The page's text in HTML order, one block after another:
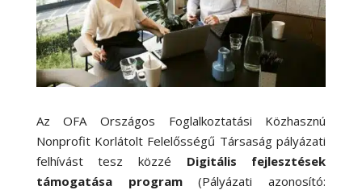
Az OFA Országos Foglalkoztatási Közhasznú
Nonprofit Korlátolt Felelősségű Társaság pályázati
felhívást tesz közzé Digitális fejlesztések
támogatása program(Pályázati azonosító: